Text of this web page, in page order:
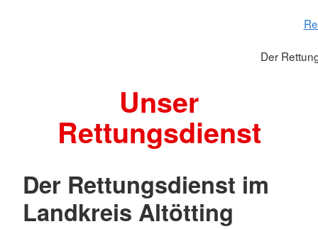
Der
Unser
Rettungsdienst
Der Rettungsdienst im
Landkreis Altötting